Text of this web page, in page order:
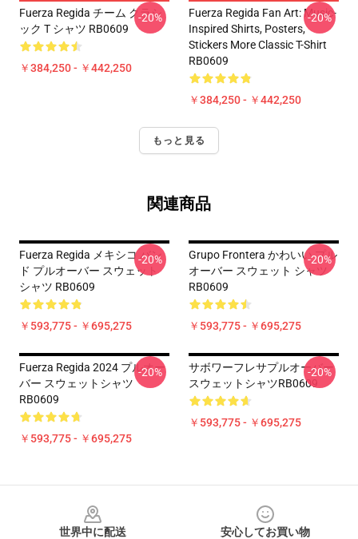
Fuerza Regida チーム クラシ
ック T シャツ RB0609
￥384,250 - ￥442,250
-20%
Fuerza Regida Fan Art: Music-
Inspired Shirts, Posters,
Stickers More Classic T-Shirt
RB0609
￥384,250 - ￥442,250
-20%
もっと見る
関連商品
Fuerza Regida メキシコ バン
ド プルオーバー スウェット
シャツ RB0609
￥593,775 - ￥695,275
-20%
Grupo Frontera かわいい プル
オーバー スウェット シャツ
RB0609
￥593,775 - ￥695,275
-20%
Fuerza Regida 2024 プルオー
バー スウェットシャツ
RB0609
￥593,775 - ￥695,275
-20%
サボワーフレサプルオーバー
スウェットシャツRB0609
￥593,775 - ￥695,275
-20%
世界中に配送
安心してお買い物